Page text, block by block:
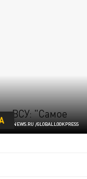
NEWS.RU /GLOBALLOOKPRESS